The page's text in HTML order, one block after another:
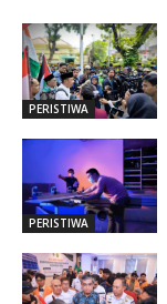
PERISTIWA
PERISTIWA